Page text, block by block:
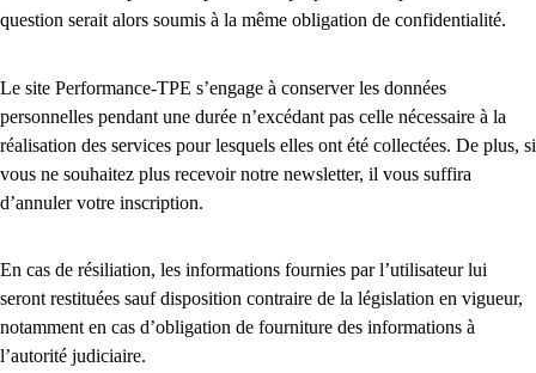
question serait alors soumis à la même obligation de confidentialité.
Le site Performance-TPE s’engage à conserver les données
personnelles pendant une durée n’excédant pas celle nécessaire à la
réalisation des services pour lesquels elles ont été collectées. De plus, si
vous ne souhaitez plus recevoir notre newsletter, il vous suffira
d’annuler votre inscription.
En cas de résiliation, les informations fournies par l’utilisateur lui
seront restituées sauf disposition contraire de la législation en vigueur,
notamment en cas d’obligation de fourniture des informations à
l’autorité judiciaire.